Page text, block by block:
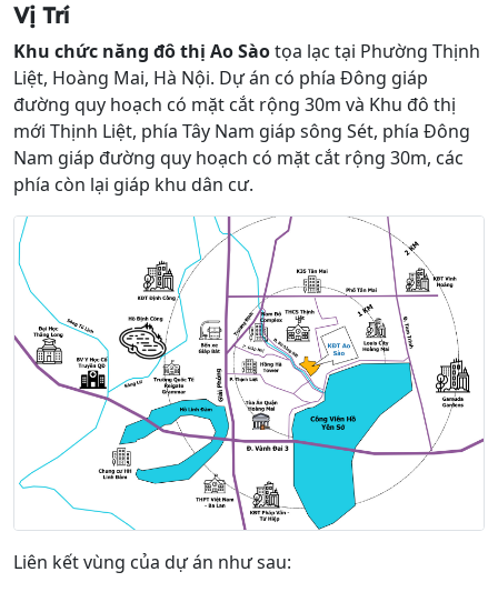
Vị Trí
Khu chức năng đô thị Ao Sàotọa lạc tại Phường Thịnh
Liệt, Hoàng Mai, Hà Nội. Dự án có phía Đông giáp
đường quy hoạch có mặt cắt rộng 30m và Khu đô thị
mới Thịnh Liệt, phía Tây Nam giáp sông Sét, phía Đông
Nam giáp đường quy hoạch có mặt cắt rộng 30m, các
phía còn lại giáp khu dân cư.
Liên kết vùng của dự án như sau: